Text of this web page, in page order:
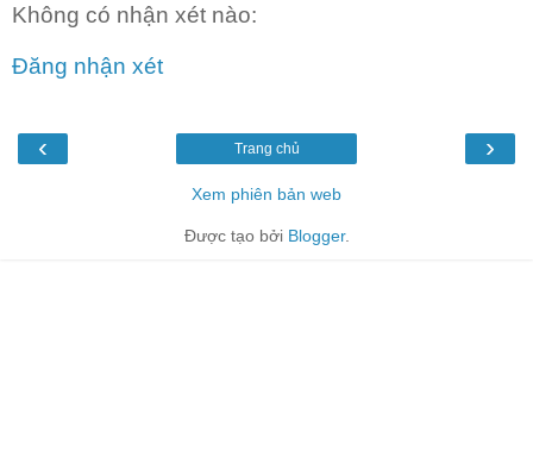
Không có nhận xét nào:
Đăng nhận xét
‹ ›
Trang chủ
Xem phiên bản web
Được tạo bởi Blogger.